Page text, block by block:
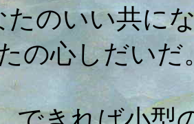
たのいい共に
の心しだいだ